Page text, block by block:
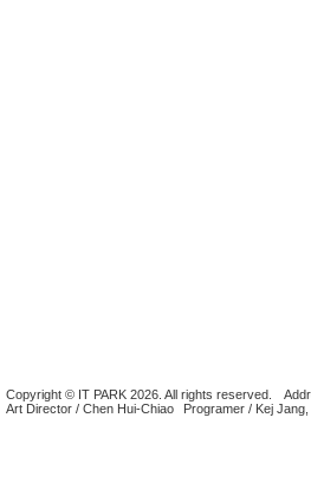
Copyright © IT PARK 2026. All rights reserved.
Art Director / Chen Hui-Chiao
Programer / Kej